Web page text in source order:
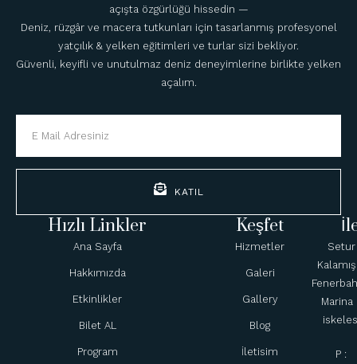
açışta özgürlüğü hissedin —
Deniz, rüzgâr ve macera tutkunları için tasarlanmış profesyonel
yatçılık & yelken eğitimleri ve turlar sizi bekliyor.
Güvenli, keyifli ve unutulmaz deniz deneyimlerine birlikte yelken
açalım.
KATIL
Hızlı Linkler
Ana Sayfa
Hakkımızda
Etkinlikler
Bilet AL
Program
Keşfet
Hizmetler
Galeri
Gallery
Blog
İletisim
Setur
Marina
P :